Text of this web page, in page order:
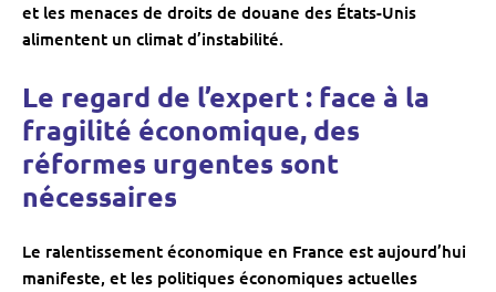
et les menaces de droits de douane des États-Unis
alimentent un climat d’instabilité.
Le regard de l’expert : face à la
fragilité économique, des
réformes urgentes sont
nécessaires
Le ralentissement économique en France est aujourd’hui
manifeste, et les politiques économiques actuelles